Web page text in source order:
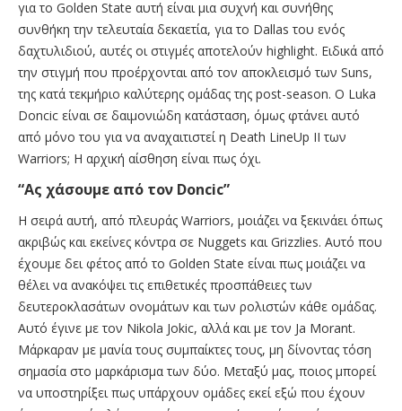
για το Golden State αυτή είναι μια συχνή και συνήθης
συνθήκη την τελευταία δεκαετία, για το Dallas του ενός
δαχτυλιδιού, αυτές οι στιγμές αποτελούν highlight. Ειδικά από
την στιγμή που προέρχονται από τον αποκλεισμό των Suns,
της κατά τεκμήριο καλύτερης ομάδας της post-season. Ο Luka
Doncic είναι σε δαιμονιώδη κατάσταση, όμως φτάνει αυτό
από μόνο του για να αναχαιτιστεί η Death LineUp II των
Warriors; Η αρχική αίσθηση είναι πως όχι.
“Ας χάσουμε από τον Doncic”
Η σειρά αυτή, από πλευράς Warriors, μοιάζει να ξεκινάει όπως
ακριβώς και εκείνες κόντρα σε Nuggets και Grizzlies. Αυτό που
έχουμε δει φέτος από το Golden State είναι πως μοιάζει να
θέλει να ανακόψει τις επιθετικές προσπάθειες των
δευτεροκλασάτων ονομάτων και των ρολιστών κάθε ομάδας.
Αυτό έγινε με τον Nikola Jokic, αλλά και με τον Ja Morant.
Μάρκαραν με μανία τους συμπαίκτες τους, μη δίνοντας τόση
σημασία στο μαρκάρισμα των δύο. Μεταξύ μας, ποιος μπορεί
να υποστηρίξει πως υπάρχουν ομάδες εκεί εξώ που έχουν